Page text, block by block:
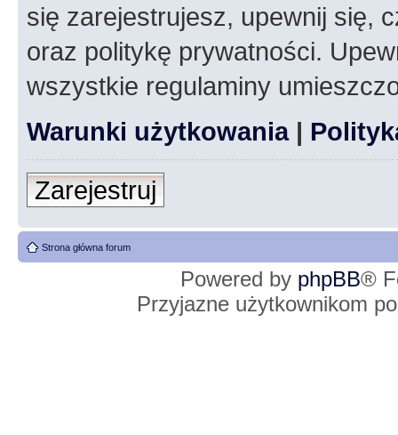
się zarejestrujesz, upewnij się,
oraz politykę prywatności.
wszystkie regulaminy
Warunki użytkowania|
Zarejestruj
Strona główna forum
Powered by phpBB®
Przyjazne użytkownikom